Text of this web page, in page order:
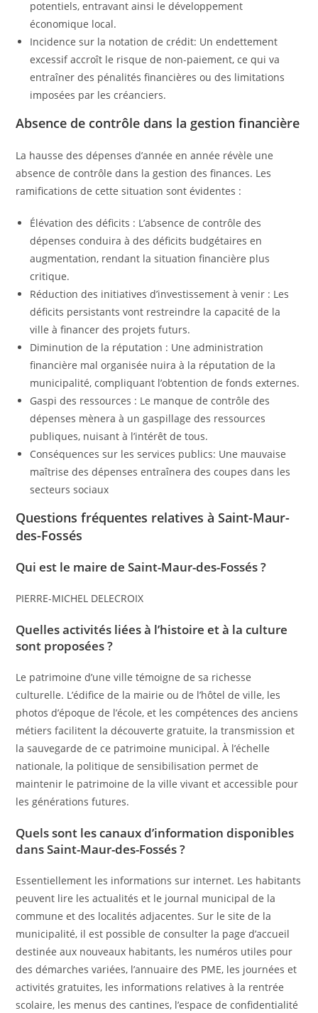
potentiels, entravant ainsi le développement
économique local.
Incidence sur la notation de crédit: Un endettement
excessif accroît le risque de non-paiement, ce qui va
entraîner des pénalités financières ou des limitations
imposées par les créanciers.
Absence de contrôle dans la gestion financière
La hausse des dépenses d’année en année révèle une
absence de contrôle dans la gestion des finances. Les
ramifications de cette situation sont évidentes :
Élévation des déficits : L’absence de contrôle des
dépenses conduira à des déficits budgétaires en
augmentation, rendant la situation financière plus
critique.
Réduction des initiatives d’investissement à venir : Les
déficits persistants vont restreindre la capacité de la
ville à financer des projets futurs.
Diminution de la réputation : Une administration
financière mal organisée nuira à la réputation de la
municipalité, compliquant l’obtention de fonds externes.
Gaspi des ressources : Le manque de contrôle des
dépenses mènera à un gaspillage des ressources
publiques, nuisant à l’intérêt de tous.
Conséquences sur les services publics: Une mauvaise
maîtrise des dépenses entraînera des coupes dans les
secteurs sociaux
Questions fréquentes relatives à Saint-Maur-
des-Fossés
Qui est le maire de Saint-Maur-des-Fossés ?
PIERRE-MICHEL DELECROIX
Quelles activités liées à l’histoire et à la culture
sont proposées ?
Le patrimoine d’une ville témoigne de sa richesse
culturelle. L’édifice de la mairie ou de l’hôtel de ville, les
photos d’époque de l’école, et les compétences des anciens
métiers facilitent la découverte gratuite, la transmission et
la sauvegarde de ce patrimoine municipal. À l’échelle
nationale, la politique de sensibilisation permet de
maintenir le patrimoine de la ville vivant et accessible pour
les générations futures.
Quels sont les canaux d’information disponibles
dans Saint-Maur-des-Fossés ?
Essentiellement les informations sur internet. Les habitants
peuvent lire les actualités et le journal municipal de la
commune et des localités adjacentes. Sur le site de la
municipalité, il est possible de consulter la page d’accueil
destinée aux nouveaux habitants, les numéros utiles pour
des démarches variées, l’annuaire des PME, les journées et
activités gratuites, les informations relatives à la rentrée
scolaire, les menus des cantines, l’espace de confidentialité